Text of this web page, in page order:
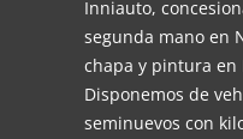
Inniauto,
segunda mano en
chapa y pintura en
Disponemos de
seminuevos con